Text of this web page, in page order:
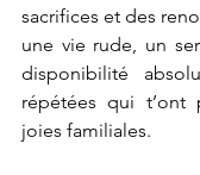
sacrifices et des
une vie rude, un
disponibilité
répétées qui t’ont
joies familiales.